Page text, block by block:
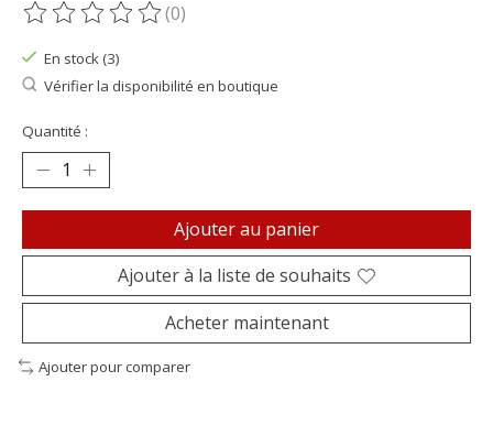
Ce produit est évalué à
(0)
En stock (3)
Vérifier la disponibilité en boutique
Quantité :
Ajouter au panier
Ajouter à la liste de souhaits
Acheter maintenant
Ajouter pour comparer